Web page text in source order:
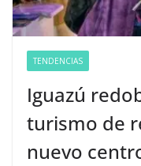
TENDENCIAS
Iguazú
turismo de
nuevo